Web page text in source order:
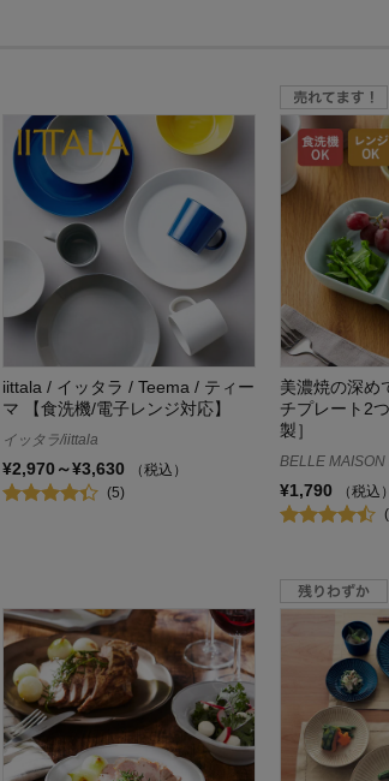
iittala / イッタラ / Teema / ティー
マ 【食洗機/電子レンジ対応】
イッタラ/iittala
¥2,970～¥3,630
（税込）
(5)
美濃焼の深め
チプレート2
製］
BELLE MAISON
¥1,790
（税込）